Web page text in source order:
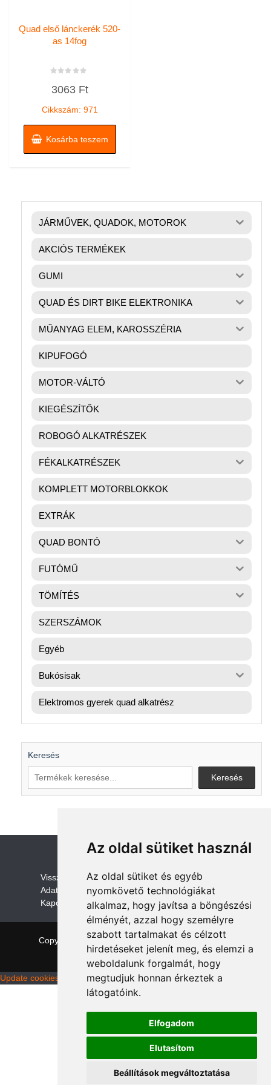
Az oldal sütiket használ
Az oldal sütiket és egyéb
nyomkövető technológiákat
alkalmaz, hogy javítsa a böngészési
élményét, azzal hogy személyre
szabott tartalmakat és célzott
hirdetéseket jelenít meg, és elemzi a
weboldalunk forgalmát, hogy
megtudjuk honnan érkeztek a
látogatóink.
Elfogadom
Elutasítom
Beállítások megváltoztatása
Quad első lánckerék 520-
as 14fog
0
3063 Ft
Cikkszám: 971
Kosárba teszem
JÁRMŰVEK, QUADOK, MOTOROK
AKCIÓS TERMÉKEK
GUMI
QUAD ÉS DIRT BIKE ELEKTRONIKA
MŰANYAG ELEM, KAROSSZÉRIA
KIPUFOGÓ
MOTOR-VÁLTÓ
KIEGÉSZÍTŐK
ROBOGÓ ALKATRÉSZEK
FÉKALKATRÉSZEK
KOMPLETT MOTORBLOKKOK
EXTRÁK
QUAD BONTÓ
FUTÓMŰ
TÖMÍTÉS
SZERSZÁMOK
Egyéb
Bukósisak
Elektromos gyerek quad alkatrész
Keresés
Keresés
Visszaküldési és visszatérítési szabályzat
Adatvédelem /GDPR
Kapcsolat
Copyright © 2026 quadalkatreszek.com | Theme:
NewStoreby ThemeFarmer
Update cookies preferences